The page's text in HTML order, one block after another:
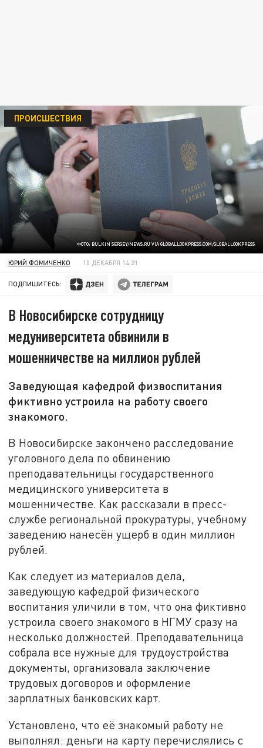
ФОТО: BULKIN SERGEY/NEWS.RU VIA GLOBALLOOKPRESS.COM/GLOBALLOOKPRESS
ПРОИСШЕСТВИЯ
ЮРИЙ ФОМИЧЕНКО 10 ДЕКАБРЯ 14:21
ПОДПИШИТЕСЬ:
В Новосибирске сотрудницу
медуниверситета обвинили в
мошенничестве на миллион рублей
Заведующая кафедрой физвоспитания
фиктивно устроила на работу своего
знакомого.
В Новосибирске закончено расследование
уголовного дела по обвинению
преподавательницы государственного
медицинского университета в
мошенничестве. Как рассказали в пресс-
службе региональной прокуратуры, учебному
заведению нанесён ущерб в один миллион
рублей.
Как следует из материалов дела,
заведующую кафедрой физического
воспитания уличили в том, что она фиктивно
устроила своего знакомого в НГМУ сразу на
несколько должностей. Преподавательница
собрала все нужные для трудоустройства
документы, организовала заключение
трудовых договоров и оформление
зарплатных банковских карт.
Установлено, что её знакомый работу не
выполнял: деньги на карту перечислялись с